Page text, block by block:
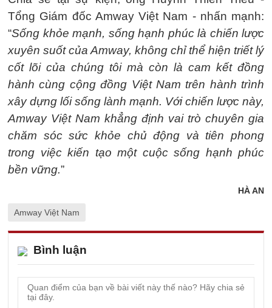
Tổng Giám đốc Amway Việt Nam - nhấn mạnh:
“Sống khỏe mạnh, sống hạnh phúc là chiến lược
xuyên suốt của Amway, không chỉ thể hiện triết lý
cốt lõi của chúng tôi mà còn là cam kết đồng
hành cùng cộng đồng Việt Nam trên hành trình
xây dựng lối sống lành mạnh. Với chiến lược này,
Amway Việt Nam khẳng định vai trò chuyên gia
chăm sóc sức khỏe chủ động và tiên phong
trong việc kiến tạo một cuộc sống hạnh phúc
bền vững.”
HÀ AN
Amway Việt Nam
Bình luận